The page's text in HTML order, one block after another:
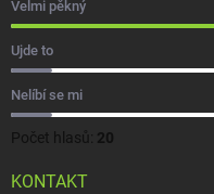
Velmi pěkný
Ujde to
Nelíbí se mi
Počet hlasů: 20
KONTAKT